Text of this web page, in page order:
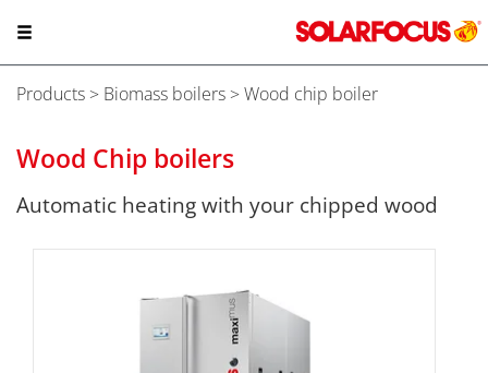
Products > Biomass boilers > Wood chip boiler
Wood Chip boilers
Automatic heating with your chipped wood